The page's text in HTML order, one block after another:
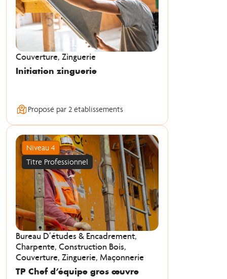
Couverture, Zinguerie
Initiation zinguerie
Proposé par 2 établissements
Niveau 4
Titre Professionnel
Bureau D’études & Encadrement,
Charpente, Construction Bois,
Couverture, Zinguerie, Maçonnerie
TP Chef d’équipe gros œuvre